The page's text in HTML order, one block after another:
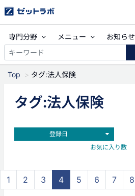
専門分野 メニュー
お知らせ
Top タグ:法人保険
タグ:法人保険
登録日
お気に入り数
1 2 3 4 5 6 7 8